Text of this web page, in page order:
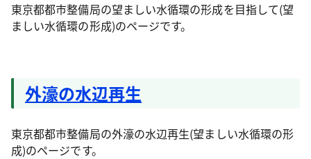
東京都都市整備局の望ましい水循環の形成を目指して(望
ましい水循環の形成)のページです。
外濠の水辺再生
東京都都市整備局の外濠の水辺再生(望ましい水循環の形
成)のページです。